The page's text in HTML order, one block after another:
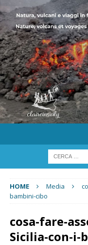
HOME Media
bambini-cibo
cosa-fare-
Sicilia-con-i-